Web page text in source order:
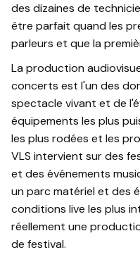
des dizaines de
être parfait quand les
parleurs et que la
La production
concerts est l'un des
spectacle vivant et de
équipements les plus
les plus rodées et les
VLS intervient sur des
et des événements
un parc matériel et des
conditions live les plus
réellement une
de festival.